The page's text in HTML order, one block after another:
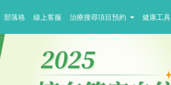
部落格 線上客服 治療搜尋項目預約 健康工具